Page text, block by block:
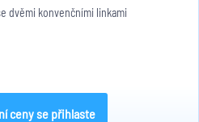
dvěmi konvenčními linkami
ceny se přihlaste